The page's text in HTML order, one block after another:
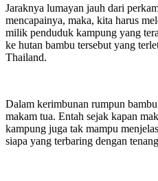
Jaraknya lumayan jauh dari
mencapainya, maka, kita harus
milik penduduk kampung yang
ke hutan bambu tersebut yang
Thailand.
Dalam kerimbunan rumpun
makam tua. Entah sejak kapan
kampung juga tak mampu
siapa yang terbaring dengan